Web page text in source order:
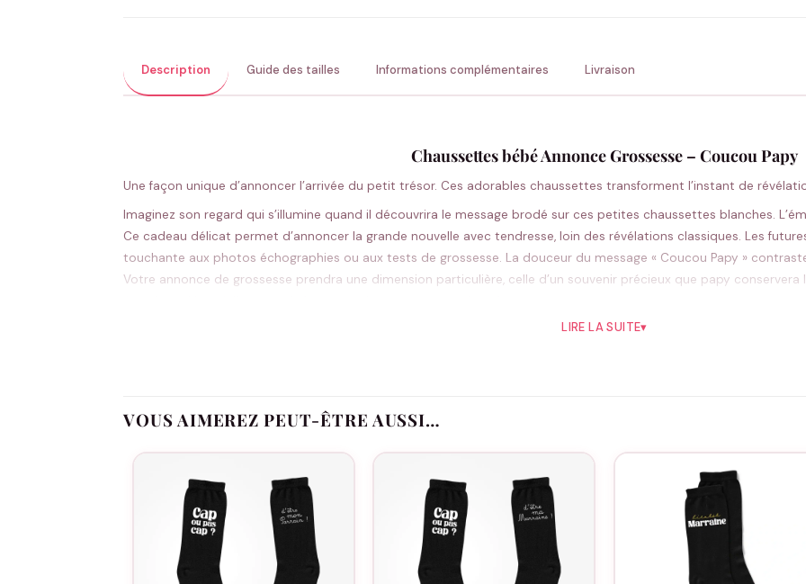
Description Guide des tailles Informations complémentaires Livraison
Chaussettes bébé Annonce Grossesse – Coucou Papy
Une façon unique d’annoncer l’arrivée du petit trésor. Ces adorables chaussettes transforment l’instant de
Imaginez son regard qui s’illumine quand il découvrira le message brodé sur ces petites chaussettes blanches.
Ce cadeau délicat permet d’annoncer la grande nouvelle avec tendresse, loin des révélations classiques. Les
touchante aux photos échographies ou aux tests de grossesse. La douceur du message « Coucou Papy »
Votre annonce de grossesse prendra une dimension particulière, celle d’un souvenir précieux que papy
Message brodé de qualité qui résiste aux lavages
Alternative originale aux annonces traditionnelles
Annonces de grossesse, révélations en famille, cadeaux de future grand-paternité, moments de complicité
LIRE LA SUITE▾
VOUS AIMEREZ PEUT-ÊTRE AUSSI…